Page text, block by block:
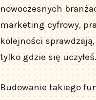
nowoczesnych
marketing cyfrowy,
kolejności
tylko gdzie się uczyłeś.
Budowanie takiego